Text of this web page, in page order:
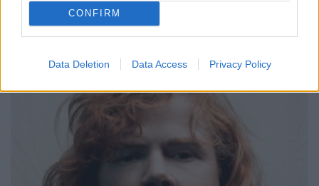
CONFIRM
Data Deletion Data Access Privacy Policy
2012. augusztus 17.